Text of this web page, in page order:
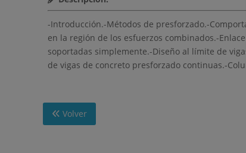
-Introducción.-Métodos de presforzado.-
en la región de los esfuerzos combinados.-
soportadas simplemente.-Diseño al límite de
de vigas de concreto presforzado continuas.-
Volver